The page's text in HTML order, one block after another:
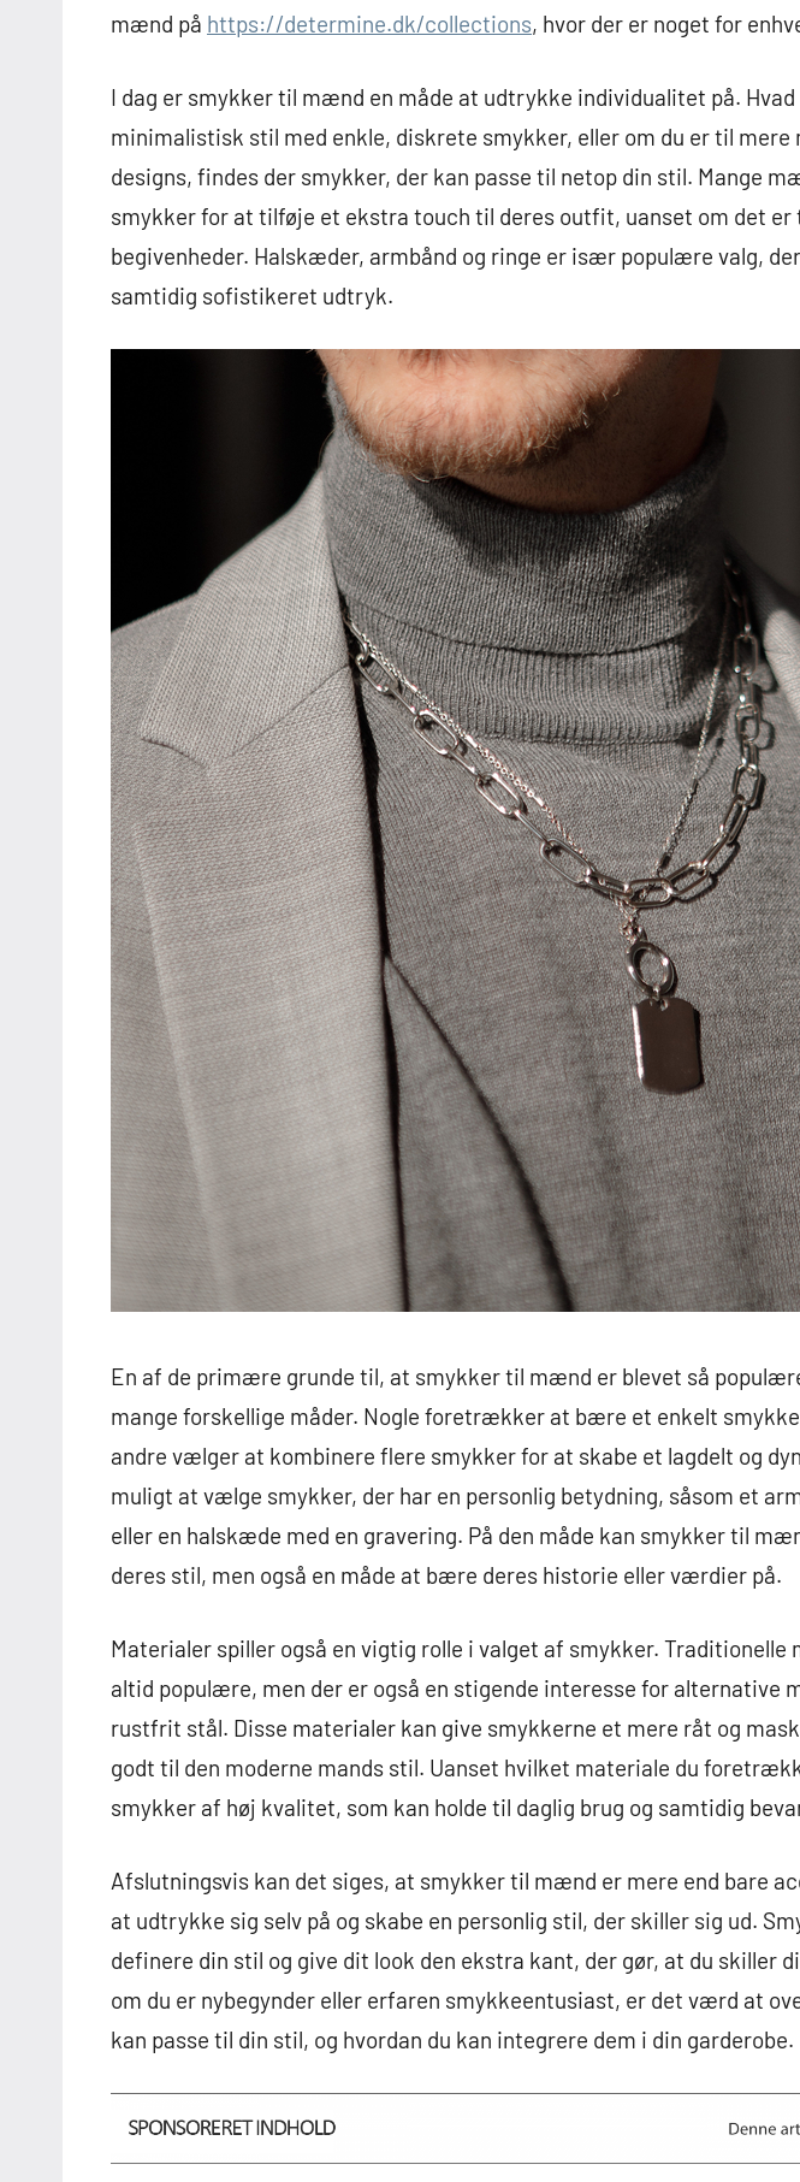
mænd på https://determine.dk/collections, hvor der er noget for
I dag er smykker til mænd en måde at udtrykke individualitet på.
minimalistisk stil med enkle, diskrete smykker, eller om du er til mere
designs, findes der smykker, der kan passe til netop din stil. Mange
smykker for at tilføje et ekstra touch til deres outfit, uanset om det er
begivenheder. Halskæder, armbånd og ringe er især populære valg,
samtidig sofistikeret udtryk.
En af de primære grunde til, at smykker til mænd er blevet så
mange forskellige måder. Nogle foretrækker at bære et enkelt
andre vælger at kombinere flere smykker for at skabe et lagdelt og
muligt at vælge smykker, der har en personlig betydning, såsom et
eller en halskæde med en gravering. På den måde kan smykker til
deres stil, men også en måde at bære deres historie eller værdier på.
Materialer spiller også en vigtig rolle i valget af smykker. Traditionelle
altid populære, men der er også en stigende interesse for alternative
rustfrit stål. Disse materialer kan give smykkerne et mere råt og
godt til den moderne mands stil. Uanset hvilket materiale du
smykker af høj kvalitet, som kan holde til daglig brug og samtidig
Afslutningsvis kan det siges, at smykker til mænd er mere end bare
at udtrykke sig selv på og skabe en personlig stil, der skiller sig ud.
definere din stil og give dit look den ekstra kant, der gør, at du skiller
om du er nybegynder eller erfaren smykkeentusiast, er det værd at
kan passe til din stil, og hvordan du kan integrere dem i din garderobe.